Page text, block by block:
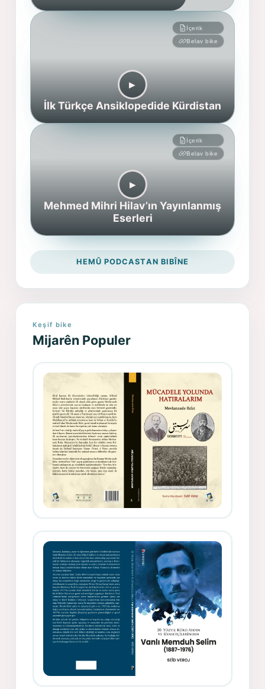
İçerik
Belav bike
▶︎
İlk Türkçe Ansiklopedide Kürdistan
İçerik
Belav bike
▶︎
Mehmed Mihri Hilav’ın Yayınlanmış
Eserleri
HEMÛ PODCASTAN BIBÎNE
Keşif bike
Mijarên Populer
Siyasetçi Kimliğiyle Mevlanzade